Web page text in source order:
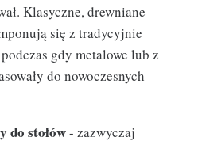
Klasyczne, drewniane
się z tradycyjnie
gdy metalowe lub z
do nowoczesnych
do stołów- zazwyczaj